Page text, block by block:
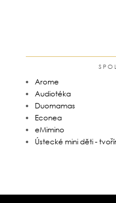
Arome
Audiotéka
Duomamas
Econea
eMimino
Ústecké mini děti -